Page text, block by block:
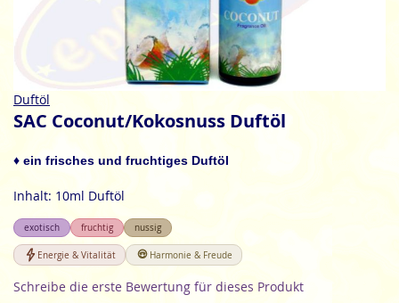
Zum
Anfang
Bildgalerie
springen
Duftöl
SAC Coconut/Kokosnuss Duftöl
♦ ein frisches und fruchtiges Duftöl
Inhalt: 10ml Duftöl
exotisch fruchtig nussig
Energie & Vitalität Harmonie & Freude
Schreibe die erste Bewertung für dieses Produkt